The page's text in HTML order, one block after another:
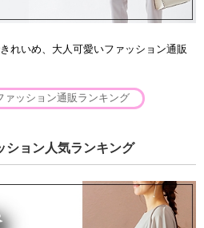
れいめ、大人可愛いファッション通販
ッション通販ランキング
ション人気ランキング